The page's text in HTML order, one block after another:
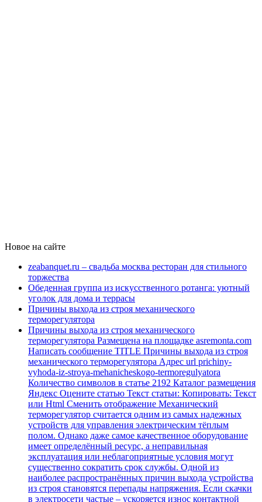
Новое на сайте
zeabanquet.ru – свадьба москва ресторан для стильного
торжества
Обеденная группа из искусственного ротанга: уютный
уголок для дома и террасы
Причины выхода из строя механического
терморегулятора
Причины выхода из строя механического
терморегулятора Размещена на площадке asremonta.com
Написать сообщение TITLE Причины выхода из строя
механического терморегулятора Адрес url prichiny-
vyhoda-iz-stroya-mehanicheskogo-termoregulyatora
Количество символов в статье 2192 Каталог размещения
Яндекс Оцените статью Текст статьи: Копировать: Текст
или Html Cменить отображение Механический
терморегулятор считается одним из самых надежных
устройств для управления электрическим тёплым
полом. Однако даже самое качественное оборудование
имеет определённый ресурс, а неправильная
эксплуатация или неблагоприятные условия могут
существенно сократить срок службы. Одной из
наиболее распространённых причин выхода устройства
из строя становятся перепады напряжения. Если скачки
в электросети частые – ускоряется износ контактной